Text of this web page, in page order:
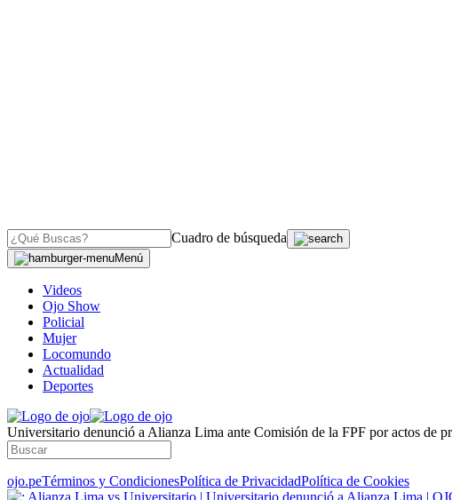
Cuadro de búsqueda
Menú
Videos
Ojo Show
Policial
Mujer
Locomundo
Actualidad
Deportes
Universitario denunció a Alianza Lima ante Comisión de la FPF por actos de
ojo.peTérminos y CondicionesPolítica de PrivacidadPolítica de Cookies